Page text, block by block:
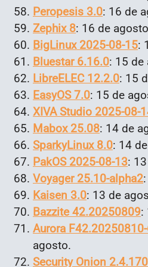
Peropesis 3.0: 16 de
Zephix 8: 16 de
BigLinux 2025-08-15:
Bluestar 6.16.0: 15 de
LibreELEC 12.2.0: 15
EasyOS 7.0: 15 de
XIVA Studio 2025-08-
Mabox 25.08: 14 de
SparkyLinux 8.0: 14
PakOS 2025-08-13:
Voyager 25.10-alpha2
Kaisen 3.0: 13 de
Bazzite 42.20250809:
Aurora
agosto.
Security Onion 2.4.170